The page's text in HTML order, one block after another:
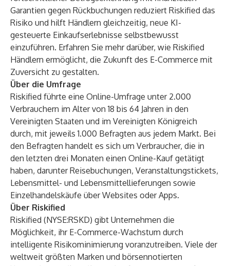
Garantien gegen Rückbuchungen reduziert Riskified das
Risiko und hilft Händlern gleichzeitig, neue KI-
gesteuerte Einkaufserlebnisse selbstbewusst
einzuführen. Erfahren Sie mehrdarüber, wie Riskified
Händlern ermöglicht, die Zukunft des E-Commerce mit
Zuversicht zu gestalten.
Über die Umfrage
Riskified führte eine Online-Umfrage unter 2.000
Verbrauchern im Alter von 18 bis 64 Jahren in den
Vereinigten Staaten und im Vereinigten Königreich
durch, mit jeweils 1.000 Befragten aus jedem Markt. Bei
den Befragten handelt es sich um Verbraucher, die in
den letzten drei Monaten einen Online-Kauf getätigt
haben, darunter Reisebuchungen, Veranstaltungstickets,
Lebensmittel- und Lebensmittellieferungen sowie
Einzelhandelskäufe über Websites oder Apps.
Über Riskified
Riskified (NYSE:RSKD) gibt Unternehmen die
Möglichkeit, ihr E-Commerce-Wachstum durch
intelligente Risikominimierung voranzutreiben. Viele der
weltweit größten Marken und börsennotierten